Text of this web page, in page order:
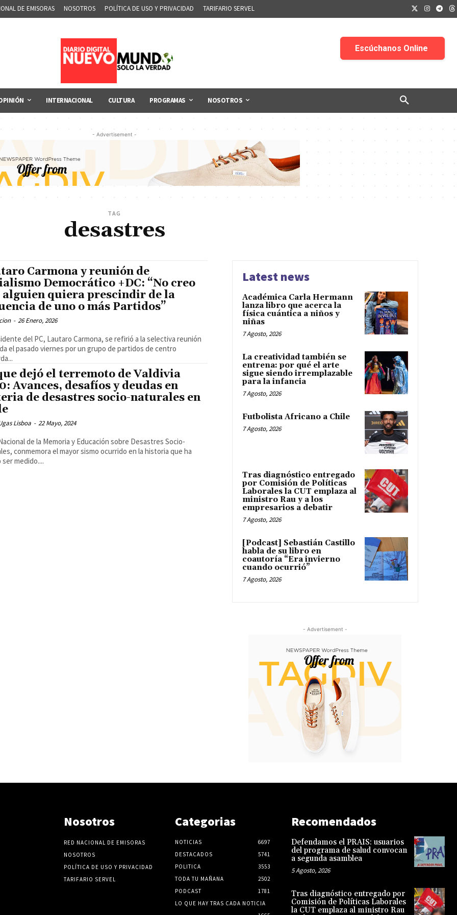
DE EMISORAS NOSOTROS POLÍTICA DE USO Y PRIVACIDAD TARIFARIO SERVEL
INTERNACIONAL CULTURA PROGRAMAS NOSOTROS
- Advertisement -
TAG
desastres
Carmona y reunión de
Democrático +DC: “No creo
alguien quiera prescindir de la
de uno o más Partidos”
- 26 Enero, 2026
del PC, Lautaro Carmona, se refirió a la selectiva reunión
el pasado viernes por un grupo de partidos de centro
dejó el terremoto de Valdivia
Avances, desafíos y deudas en
de desastres socio-naturales en
Lisboa - 22 Mayo, 2024
de la Memoria y Educación sobre Desastres Socio-
conmemora el mayor sismo ocurrido en la historia que ha
medido....
Latest news
Académica Carla Hermann
lanza libro que acerca la
física cuántica a niños y
niñas
7 Agosto, 2026
La creatividad también se
entrena: por qué el arte
sigue siendo irremplazable
para la infancia
7 Agosto, 2026
Futbolista Africano a Chile
7 Agosto, 2026
Tras diagnóstico entregado
por Comisión de Políticas
Laborales la CUT emplaza al
ministro Rau y a los
empresarios a debatir
7 Agosto, 2026
[Podcast] Sebastián Castillo
habla de su libro en
coautoría “Era invierno
cuando ocurrió”
7 Agosto, 2026
- Advertisement -
Nosotros
RED NACIONAL DE EMISORAS
NOSOTROS
POLÍTICA DE USO Y PRIVACIDAD
TARIFARIO SERVEL
Categorias
NOTICIAS
6697
DESTACADOS
5741
POLITICA
3553
TODA TU MAÑANA
2502
PODCAST
1781
LO QUE HAY TRAS CADA NOTICIA
Recomendados
Defendamos el PRAIS: usuarios
del programa de salud convocan
a segunda asamblea
5 Agosto, 2026
Tras diagnóstico entregado por
Comisión de Políticas Laborales
la CUT emplaza al ministro Rau